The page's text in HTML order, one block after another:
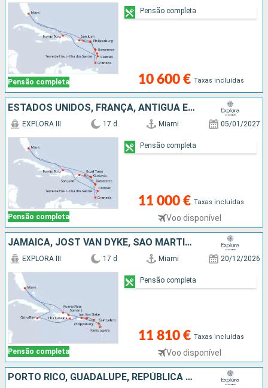
Pensão completa 10 600 € Taxas incluídas
Pensão completa
ESTADOS UNIDOS, FRANÇA, ANTÍGUA E BARBUDA, TORTOLA, GUADALUPE, PORTO RICO, SÃO MARTINHO, GRENADA, SANTA LÚCIA, REPÚBLICA DOMINICANA
Pensão completa
EXPLORA III 17 d Miami 05/01/2027
11 000 € Taxas incluídas
Voo disponível
Pensão completa
JAMAICA, JOST VAN DYKE, SÃO MARTINHO, ANTÍGUA E BARBUDA, GUADALUPE, PORTO RICO, REPÚBLICA DOMINICANA, ESTADOS UNIDOS
Pensão completa
EXPLORA III 17 d Miami 20/12/2026
11 810 € Taxas incluídas
Voo disponível
Pensão completa
PORTO RICO, GUADALUPE, REPÚBLICA DOMINICANA, ESTADOS UNIDOS, FRANÇA, ANTÍGUA E BARBUDA, TORTOLA